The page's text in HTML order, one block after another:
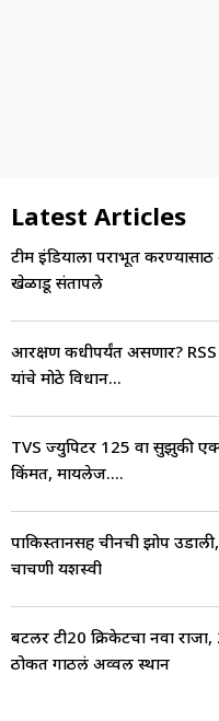
Latest Articles
टीम इंडियाला पराभूत
खेळाडू संतापले
आरक्षण कधीपर्यंत असणार?
यांचे मोठे विधान...
TVS ज्युपिटर 125 वा सुझुकी
किंमत, मायलेज....
पाकिस्तानसह चीनची झोप
चाचणी यशस्वी
बटलर टी20 क्रिकेटचा नवा
ठोकत गाठलं अव्वल स्थान